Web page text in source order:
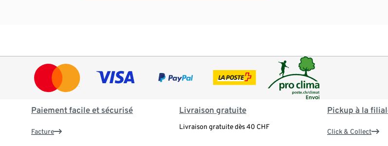
Paiement facile et sécurisé
Facture
Livraison gratuite
Livraison gratuite dès 40 CHF
Pickup à la
Click & Collect